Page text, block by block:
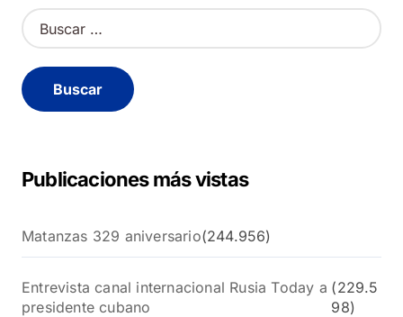
B
u
c
a
Publicaciones más vistas
Matanzas 329 aniversario(244.956)
Entrevista canal internacional Rusia Today a
presidente cubano
(229.5
98)